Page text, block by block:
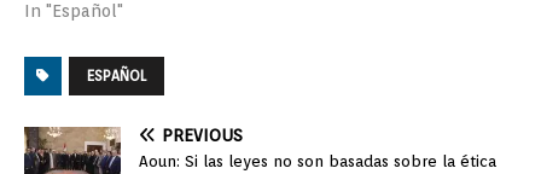
In "Español"
ESPAÑOL
PREVIOUS
Aoun: Si las leyes no son basadas sobre la ética